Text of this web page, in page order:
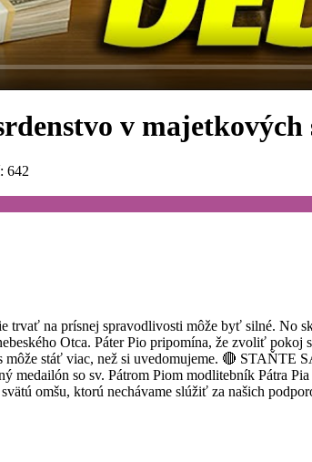
v majetkových
642
trvať na prísnej spravodlivosti môže byť silné. No
Otca. Páter Pio pripomína, že zvoliť
môže stáť viac, než si uvedomujeme. 🔴
medailón so sv. Pátrom Piom modlitebník Pátra
omšu, ktorú nechávame slúžiť za našich